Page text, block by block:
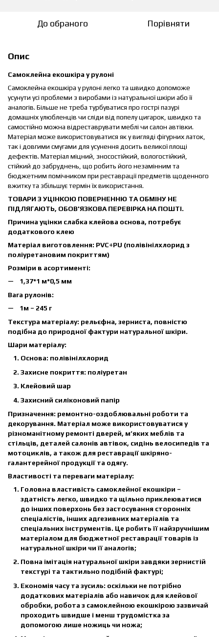
До обраного Порівняти
Опис
Самоклейна екошкіра у рулоні
Самоклейна екошкіра у рулоні легко та швидко допоможе
усунути усі проблеми з виробами із натуральної шкіри або її
аналогів. Більше не треба турбуватися про гострі пазурі
домашніх улюбленців чи сліди від попелу цигарок, швидко та
самостійно можна відреставрувати меблі чи салон автівки.
Матеріал може використовуватися як у вигляді фігурних латок,
так і довгими смугами для усунення досить великої площі
дефектів. Матеріал міцний, зносостійкий, вологостійкий,
стійкий до забруднень, що робить його незамінним та
бюджетним помічником при реставрації предметів щоденного
вжитку та збільшує термін їх використання.
ТОВАРИ З УЦІНКОЮ ПОВЕРНЕННЮ ТА ОБМІНУ НЕ
ПІДЛЯГАЮТЬ, ОБОВ'ЯЗКОВА ПЕРЕВІРКА НА ПОШТІ.
Причина уцінки слабка клейова основа, потребує
додаткового клею
Матеріал виготовлення: PVC+PU (полівінілхлорид з
поліуретановим покриттям)
Розміри в асортименті:
1,37*1 м*0,5 мм
Вага рулонів:
1м – 245 г
Текстура матеріалу: рельєфна, зерниста, повністю
подібна до природної фактури натуральної шкіри.
Шари матеріалу:
Основа: полівінілхлорид
Захисне покриття: поліуретан
Клейовий шар
Захисний силіконовий папір
Призначення: ремонтно-оздоблювальні роботи та
декорування. Матеріал може використовуватися у
різноманітному ремонті дверей, м’яких меблів та
стільців, деталей салонів автівок, сидінь велосипедів та
мотоциклів, а також для реставрації шкіряно-
галантерейної продукції та одягу.
Властивості та переваги матеріалу:
Головна властивість самоклейної екошкіри –
здатність легко, швидко та щільно приклеюватися
до інших поверхонь без застосування сторонніх
спеціалістів, інших адгезивних матеріалів та
спеціальних інструментів. Це робить її найзручнішим
матеріалом для бюджетної реставрації товарів із
натуральної шкіри чи її аналогів;
Повна імітація натуральної шкіри завдяки зернистій
текстурі та тактильно подібній фактурі;
Економія часу та зусиль: оскільки не потрібно
додаткових матеріалів або навичок для клейової
обробки, робота з самоклейною екошкірою зазвичай
проходить швидше і менш трудомістка за
допомогою лише ножиць чи ножа;